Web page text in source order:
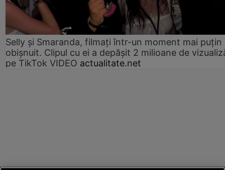
Selly și Smaranda, filmați într-un moment mai puțin
obișnuit. Clipul cu ei a depășit 2 milioane de
pe TikTok VIDEO actualitate.net